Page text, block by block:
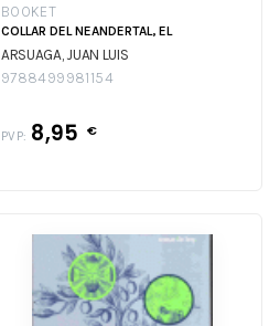
BOOKET
COLLAR DEL NEANDERTAL, EL
ARSUAGA, JUAN LUIS
9788499981154
PVP: 8,95 €